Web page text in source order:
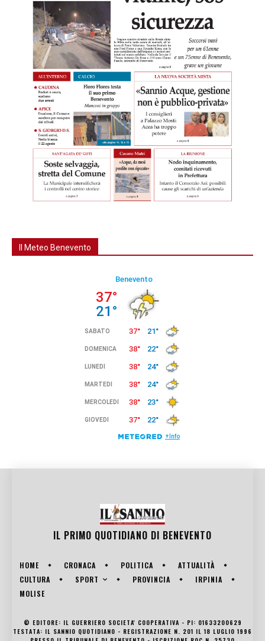
Il Meteo Benevento
IL PRIMO QUOTIDIANO DI BENEVENTO
HOME CRONACA POLITICA
ATTUALITÀ
CULTURA
SPORT PROVINCIA
IRPINIA
MOLISE
© EDITORE: IL GUERRIERO SOCIETA' COOPERATIVA - PI: 01633200629
TESTATA: IL SANNIO QUOTIDIANO - REGISTRAZIONE N. 201 IL 18 LUGLIO 1996